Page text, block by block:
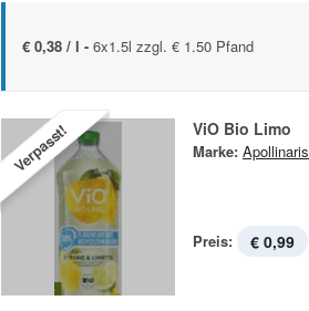
€ 0,38 / l - 6x1.5l zzgl. € 1.50 Pfand
Verpasst! ViO Bio Limo
Marke: Apollinaris
Preis: € 0,99